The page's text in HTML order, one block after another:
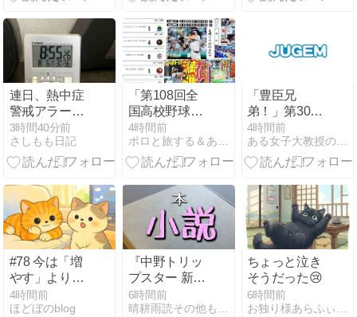
成AI導入の教
ュ力／休みベ
タさんの休み
方／金利って
なんですか？
連日、熱中症
警戒アラート
本日は極めて
危険
3時間40分前
さしもも日記
「第108回全
国高校野球選
手権大会」開
幕、ソフトバ
ンクに優勝マ
など、8/5の〓
関連
4時間前
ポロと旅する＆あさちゃん。スポーツ３
「豊臣兄
弟！」第30回
（8月9日）あ
らすじ
4時間前
ある女子大教授のつぶやき
#78 今は「増
やす」より
「整える」
4時間前
ほどぼのblog
『中野トリッ
プスター 新野
剛志』でアウ
トローとオカ
6時間前
ちょっと泣き
そうだった😢
6時間前